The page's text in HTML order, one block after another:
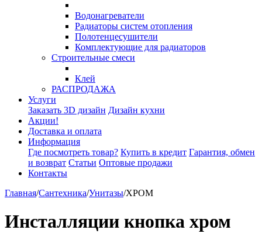
Водонагреватели
Радиаторы систем отопления
Полотенцесушители
Комплектующие для радиаторов
Строительные смеси
Клей
РАСПРОДАЖА
Услуги
Заказать 3D дизайн Дизайн кухни
Акции!
Доставка и оплата
Информация
Где посмотреть товар? Купить в кредит Гарантия, обмен
и возврат Статьи Оптовые продажи
Контакты
Главная/Сантехника/Унитазы/ХРОМ
Инсталляции кнопка хром